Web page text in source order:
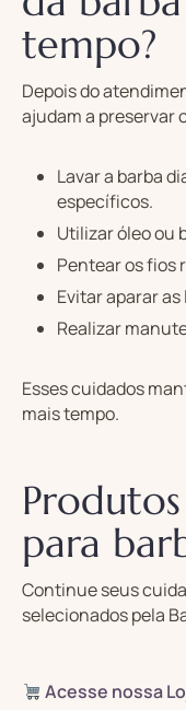
tempo?
Depois do
ajudam a preservar
Lavar a barba
específicos.
Utilizar óleo ou
Pentear os fios
Evitar aparar
Realizar
Esses cuidados
mais tempo.
para
Continue seus
selecionados pela
Acesse nossa